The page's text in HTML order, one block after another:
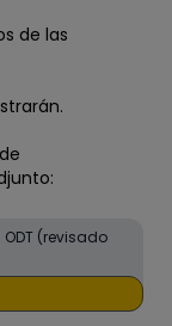
de las
(revisado